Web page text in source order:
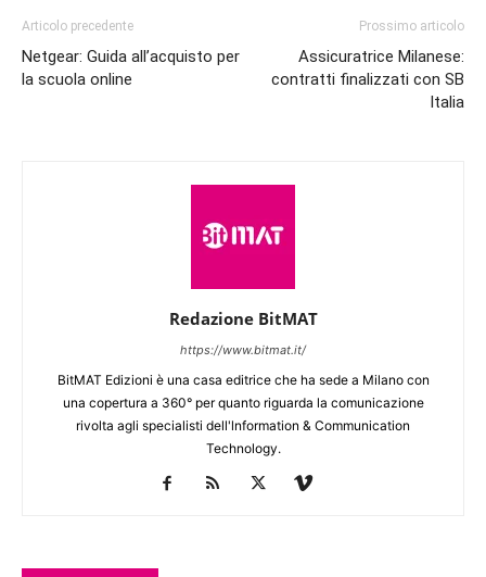
Articolo precedente
Netgear: Guida all’acquisto per
la scuola online
Prossimo articolo
Assicuratrice Milanese:
contratti finalizzati con SB
Italia
Redazione BitMAT
https://www.bitmat.it/
BitMAT Edizioni è una casa editrice che ha sede a Milano con
una copertura a 360° per quanto riguarda la comunicazione
rivolta agli specialisti dell'lnformation & Communication
Technology.